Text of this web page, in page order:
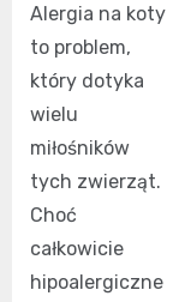
Alergia na koty
to problem,
który dotyka
wielu
miłośników
tych zwierząt.
Choć
całkowicie
hipoalergiczne